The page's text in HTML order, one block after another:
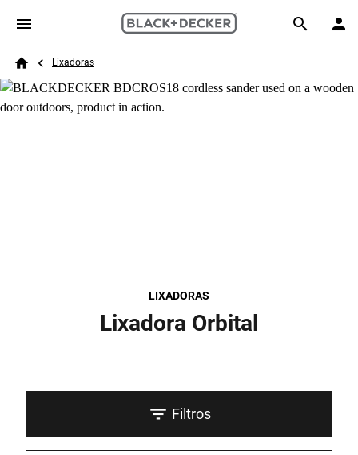
Skip to main content
Search
Breadcrumb
Lixadoras
LIXADORAS
Lixadora Orbital
Filtros